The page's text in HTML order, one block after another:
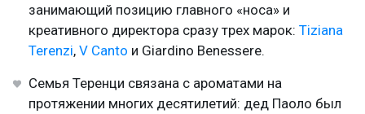
занимающий позицию главного «носа» и
креативного директора сразу трех марок: Tiziana
Terenzi, V Canto и Giardino Benessere.
Семья Теренци связана с ароматами на
протяжении многих десятилетий: дед Паоло был